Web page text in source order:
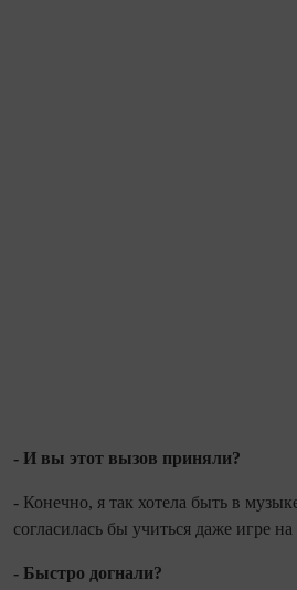
- И вы этот вызов приняли?
- Конечно, я так хотела быть в
согласилась бы учиться даже игре
- Быстро догнали?